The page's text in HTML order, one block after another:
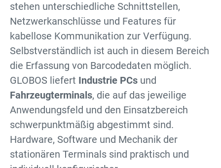
stehen unterschiedliche Schnittstellen,
Netzwerkanschlüsse und Features für
kabellose Kommunikation zur Verfügung.
Selbstverständlich ist auch in diesem Bereich
die Erfassung von Barcodedaten möglich.
GLOBOS liefert Industrie PCs und
Fahrzeugterminals, die auf das jeweilige
Anwendungsfeld und den Einsatzbereich
schwerpunktmäßig abgestimmt sind.
Hardware, Software und Mechanik der
stationären Terminals sind praktisch und